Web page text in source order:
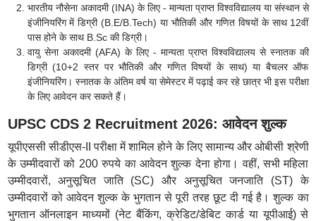
भारतीय नौसेना अकादमी (INA) के लिए - मान्यता प्राप्त विश्वविद्यालय या संस्थान से
इंजीनियरिंग में डिग्री (B.E/B.Tech) या भौतिकी और गणित विषयों के साथ 12वीं
पास होने के साथ B.Sc की डिग्री।
वायु सेना अकादमी (AFA) के लिए - मान्यता प्राप्त विश्वविद्यालय से स्नातक की
डिग्री (10+2 स्तर पर भौतिकी और गणित विषयों के साथ) या बैचलर ऑफ
इंजीनियरिंग। स्नातक के अंतिम वर्ष या सेमेस्टर में पढ़ाई कर रहे छात्र भी इस परीक्षा
के लिए आवेदन कर सकते हैं।
UPSC CDS 2 Recruitment 2026: आवेदन शुल्क
यूपीएससी सीडीएस-II परीक्षा में शामिल होने के लिए सामान्य और ओबीसी श्रेणी
के उम्मीदवारों को 200 रुपये का आवेदन शुल्क देना होगा। वहीं, सभी महिला
उम्मीदवारों, अनुसूचित जाति (SC) और अनुसूचित जनजाति (ST) के
उम्मीदवारों को आवेदन शुल्क के भुगतान से पूरी तरह छूट दी गई है। शुल्क का
भुगतान ऑनलाइन माध्यमों (नेट बैंकिंग, क्रेडिट/डेबिट कार्ड या यूपीआई) से